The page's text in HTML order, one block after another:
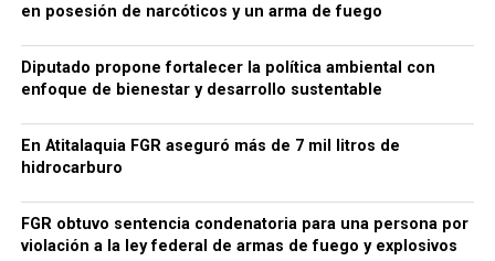
en posesión de narcóticos y un arma de fuego
Diputado propone fortalecer la política ambiental con
enfoque de bienestar y desarrollo sustentable
En Atitalaquia FGR aseguró más de 7 mil litros de
hidrocarburo
FGR obtuvo sentencia condenatoria para una persona por
violación a la ley federal de armas de fuego y explosivos